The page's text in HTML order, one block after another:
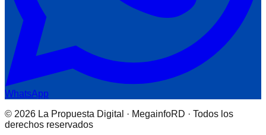
WhatsApp
© 2026 La Propuesta Digital · MegainfoRD · Todos los
derechos reservados